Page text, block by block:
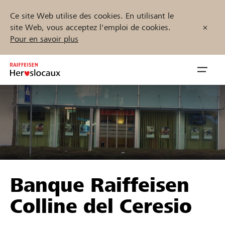
Ce site Web utilise des cookies. En utilisant le
site Web, vous acceptez l'emploi de cookies.
Pour en savoir plus
Inhalt
springen
öffnen
Parrainer
Soutien & assistance
Trouvez des projets et des organisations
Démarrez maintenant
Banque Raiffeisen
Colline del Ceresio